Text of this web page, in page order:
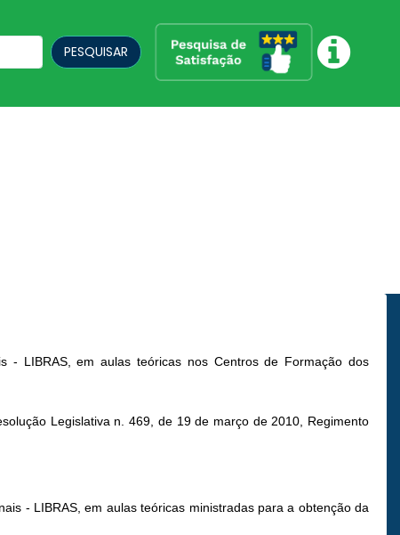
PESQUISAR
LIBRAS, em aulas teóricas nos Centros de Formação dos
Legislativa n. 469, de 19 de março de 2010, Regimento
- LIBRAS, em aulas teóricas ministradas para a obtenção da